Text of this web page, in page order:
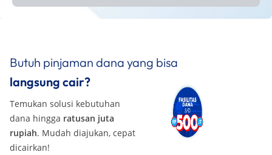
Butuh pinjaman dana yang bisa
langsung cair?
Temukan solusi kebutuhan
dana hingga ratusan juta
rupiah. Mudah diajukan, cepat
dicairkan!